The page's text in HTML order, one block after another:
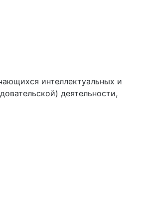
интеллектуальных и
деятельности,